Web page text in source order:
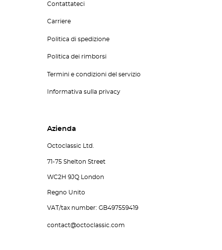
Contattateci
Carriere
Politica di spedizione
Politica dei rimborsi
Termini e condizioni del servizio
Informativa sulla privacy
Azienda
Octoclassic Ltd.
71-75 Shelton Street
WC2H 9JQ London
Regno Unito
VAT/tax number: GB497559419
contact@octoclassic.com